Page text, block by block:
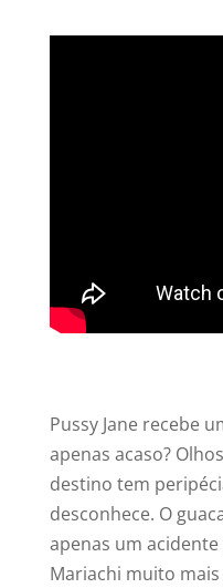
Pussy Jane recebe
apenas acaso?
destino tem
desconhece. O
apenas um
Mariachi muito